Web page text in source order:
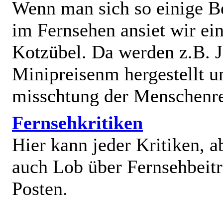
Wenn man sich so einige
im Fernsehen ansiet wir
Kotzübel. Da werden z.B.
Minipreisenm hergestellt
misschtung der
Fernsehkritiken
Hier kann jeder Kritiken,
auch Lob über
Posten.